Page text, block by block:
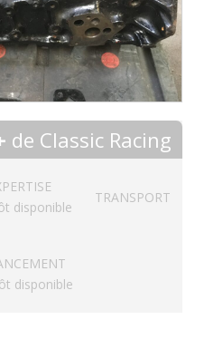
de Classic Racing
disponible
TRANSPORT
disponible